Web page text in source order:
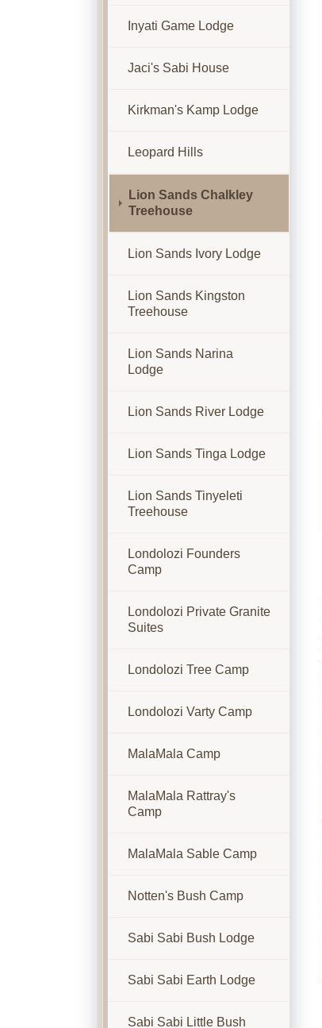
Inyati Game Lodge
Jaci's Sabi House
Kirkman's Kamp Lodge
Leopard Hills
Lion Sands Chalkley
Treehouse
Lion Sands Ivory Lodge
Lion Sands Kingston
Treehouse
Lion Sands Narina
Lodge
Lion Sands River Lodge
Lion Sands Tinga Lodge
Lion Sands Tinyeleti
Treehouse
Londolozi Founders
Camp
Londolozi Private Granite
Suites
Londolozi Tree Camp
Londolozi Varty Camp
MalaMala Camp
MalaMala Rattray's
Camp
MalaMala Sable Camp
Notten's Bush Camp
Sabi Sabi Bush Lodge
Sabi Sabi Earth Lodge
Sabi Sabi Little Bush